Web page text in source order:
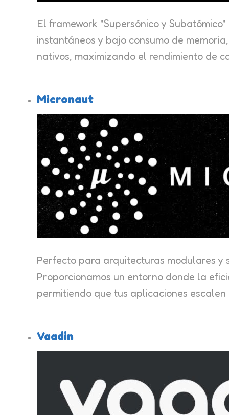
El framework "Supersónico y
instantáneos y bajo consumo de
nativos, maximizando el rendimiento de
Micronaut
Perfecto para arquitecturas modulares y
Proporcionamos un entorno donde la
permitiendo que tus aplicaciones
Vaadin